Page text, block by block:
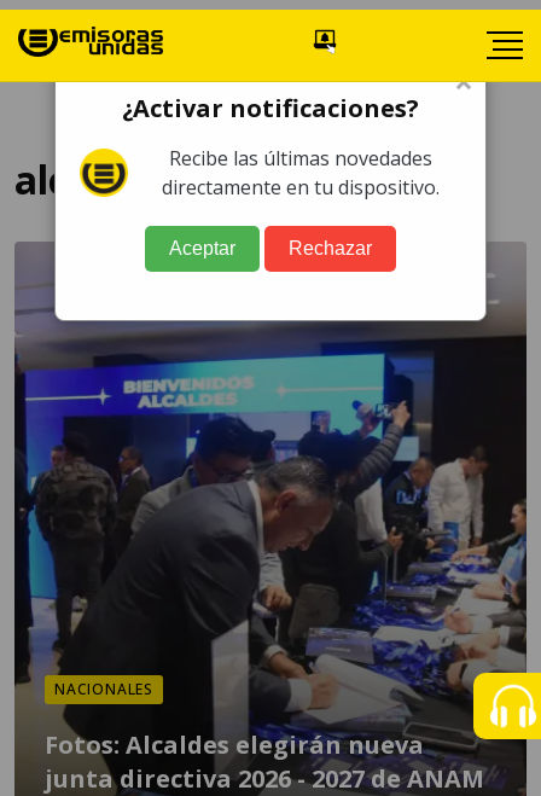
alcaldes
NACIONALES
Fotos: Alcaldes elegirán nueva
junta directiva 2026 - 2027 de ANAM
×
¿Activar notificaciones?
Recibe las últimas novedades
directamente en tu dispositivo.
Aceptar Rechazar